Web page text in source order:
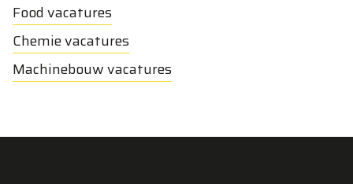
Food vacatures
Chemie vacatures
Machinebouw vacatures